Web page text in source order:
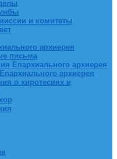
и комитеты
архиерея
письма
Епархиального архиерея
архиерея
о хиротесиях и